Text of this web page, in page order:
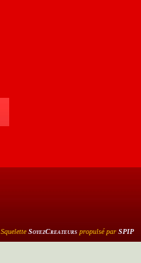
Squelette SoyezCreateurs propulsé par SPIP